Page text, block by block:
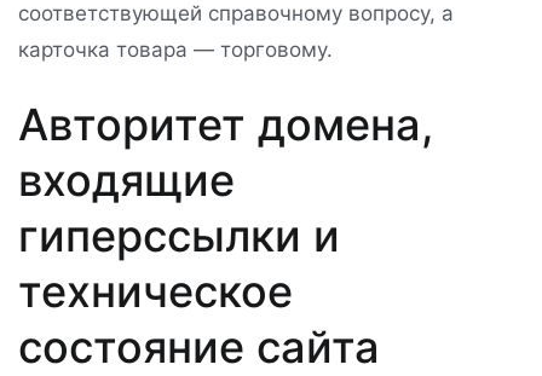
соответствующей справочному вопросу, а
карточка товара — торговому.
Авторитет домена,
входящие
гиперссылки и
техническое
состояние сайта